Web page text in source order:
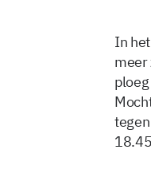
In
meer